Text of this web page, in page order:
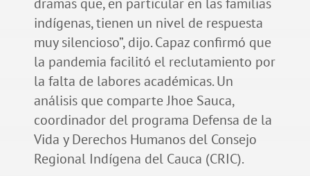
indígenas, tienen un nivel de respuesta
muy silencioso”, dijo. Capaz confirmó que
la pandemia facilitó el reclutamiento por
la falta de labores académicas. Un
análisis que comparte Jhoe Sauca,
coordinador del programa Defensa de la
Vida y Derechos Humanos del Consejo
Regional Indígena del Cauca (CRIC).